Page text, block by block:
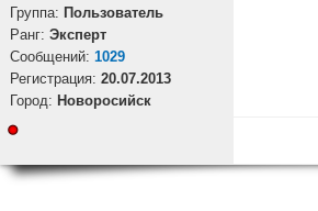
Группа: Пользователь
Ранг: Эксперт
Cообщений: 1029
Регистрация: 20.07.2013
Город: Новоросийск